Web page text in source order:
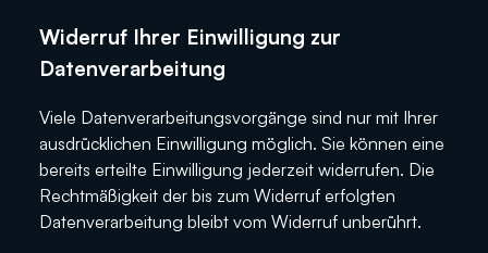
Widerruf Ihrer Einwilligung zur
Datenverarbeitung
Viele Datenverarbeitungsvorgänge sind nur mit Ihrer
ausdrücklichen Einwilligung möglich. Sie können eine
bereits erteilte Einwilligung jederzeit widerrufen. Die
Rechtmäßigkeit der bis zum Widerruf erfolgten
Datenverarbeitung bleibt vom Widerruf unberührt.